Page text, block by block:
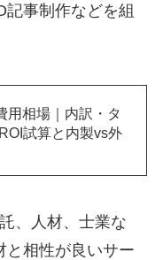
記事制作などを組
用相場｜内訳・タ
試算と内製vs外
、人材、士業な
と相性が良いサー